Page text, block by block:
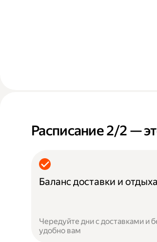
Расписание 2/2 —
Баланс доставки и отдыха
Чередуйте дни с доставками и
удобно вам